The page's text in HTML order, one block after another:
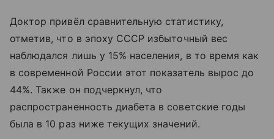
Доктор привёл сравнительную статистику,
отметив, что в эпоху СССР избыточный вес
наблюдался лишь у 15% населения, в то время как
в современной России этот показатель вырос до
44%. Также он подчеркнул, что
распространенность диабета в советские годы
была в 10 раз ниже текущих значений.